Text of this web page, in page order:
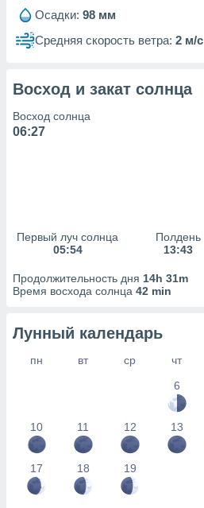
1199
Осадки: 98 мм
Средняя скорость ветра: 2 м/с
Восход и закат солнца
Восход солнца
06:27
Первый луч солнца
05:54
Полдень
13:43
Продолжительность дня 14h 31m
Время восхода солнца 42 min
Лунный календарь
пн вт ср чт
6
10 11 12 13
17 18 19